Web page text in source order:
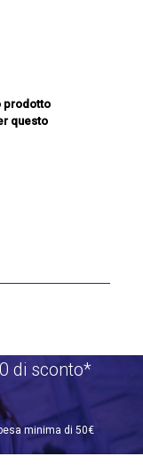
prodotto
questo
di sconto*
minima di 50€